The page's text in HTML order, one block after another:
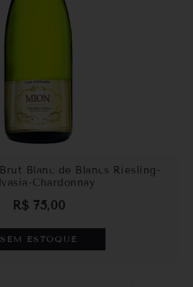
Blanc de Blancs Riesling-
Chardonnay
R$75,00
SEM ESTOQUE